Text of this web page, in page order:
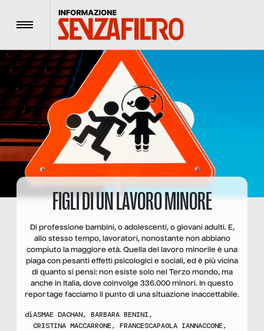
Menu
FIGLI DI UN LAVORO MINORE
Di professione bambini, o adolescenti, o giovani adulti. E,
allo stesso tempo, lavoratori, nonostante non abbiano
compiuto la maggiore età. Quella del lavoro minorile è una
piaga con pesanti effetti psicologici e sociali, ed è più vicina
di quanto si pensi: non esiste solo nel Terzo mondo, ma
anche in Italia, dove coinvolge 336.000 minori. In questo
reportage facciamo il punto di una situazione inaccettabile.
diASMAE DACHAN, BARBARA BENINI,
CRISTINA MACCARRONE, FRANCESCAPAOLA IANNACCONE,